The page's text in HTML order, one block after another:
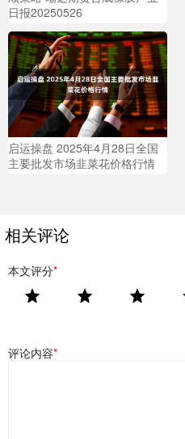
日报20250526
启运操盘 2025年4月28日全国
主要批发市场韭菜花价格行情
相关评论
本文评分*
评论内容*